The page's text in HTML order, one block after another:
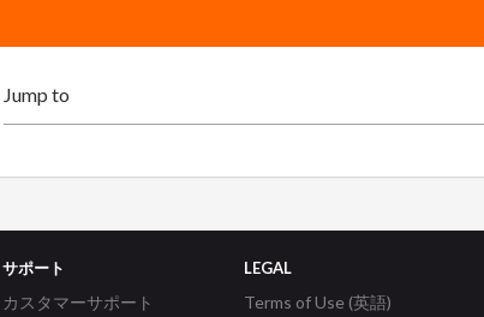
サポート
カスタマーサポート
LEGAL
Terms of Use (英語)